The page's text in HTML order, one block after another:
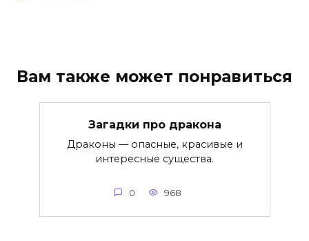
Вам также может понравиться
Загадки про дракона
Драконы — опасные, красивые и
интересные существа.
0 968